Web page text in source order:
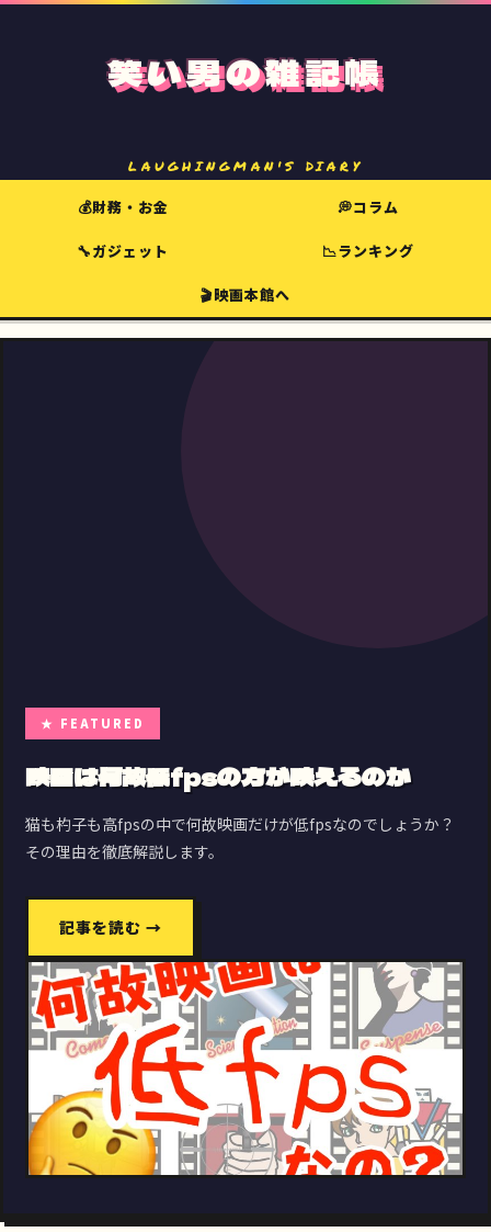
笑い男の雑記帳
LAUGHINGMAN'S DIARY
💰財務・お金 💭コラム
🔧ガジェット 📉ランキング
🎬映画本館へ
★ FEATURED
映画は何故低fpsの方が映えるのか
猫も杓子も高fpsの中で何故映画だけが低fpsなのでしょうか？
その理由を徹底解説します。
記事を読む →